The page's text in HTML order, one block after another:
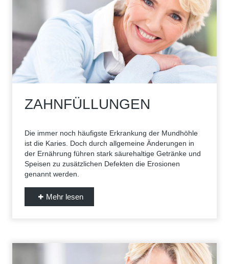
ZAHNFÜLLUNGEN
Die immer noch häufigste Erkrankung der Mundhöhle
ist die Karies. Doch durch allgemeine Änderungen in
der Ernährung führen stark säurehaltige Getränke und
Speisen zu zusätzlichen Defekten die Erosionen
genannt werden.
Mehr lesen